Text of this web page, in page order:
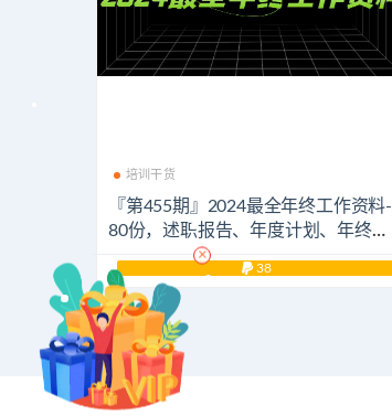
培训干货
『第455期』2024最全年终工作资料-
80份，述职报告、年度计划、年终总
38
×